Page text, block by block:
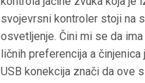
svojevrsni kontroler stoji na
osvetljenje. Čini mi se da
ličnih preferencija a
USB konekcija znači da ove